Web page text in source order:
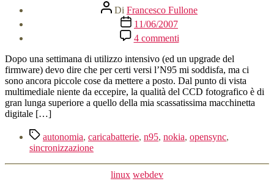
Autore
articolo
Di Francesco Fullone
Data
dell'articolo
11/06/2007
4 commentisu
Evolution,
OpenSync,
Fedora
ed
N95
(ed
sparse)
Dopo una settimana di utilizzo intensivo (ed un upgrade del
firmware) devo dire che per certi versi l’N95 mi soddisfa, ma ci
sono ancora piccole cose da mettere a posto. Dal punto di vista
multimediale niente da eccepire, la qualità del CCD fotografico è di
gran lunga superiore a quello della mia scassatissima macchinetta
digitale […]
Tag autonomia, caricabatterie, n95, nokia, opensync,
sincronizzazione
Categorie
linux webdev